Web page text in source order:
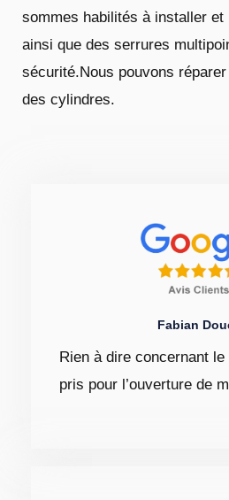
sommes habilités à installer
ainsi que des serrures
sécurité.Nous pouvons
des cylindres.
Fabian
Rien à dire concernant le
pris pour l’ouverture de